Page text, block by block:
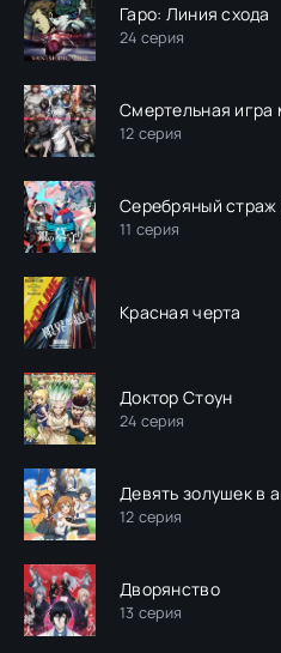
Гаро: Линия схода
24 серия
Смертельная игра
12 серия
Серебряный страж
11 серия
Красная черта
Доктор Стоун
24 серия
Девять золушек в
12 серия
Дворянство
13 серия